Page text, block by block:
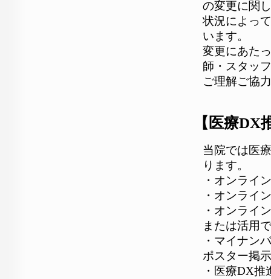
の変更に関
状況によっ
います。
変更にあた
師・スタッ
ご理解ご協
【医療
当院では医
ります。
・オンライ
・オンライ
・オンライ
または活用
・マイナン
ポスター掲
・医療DX